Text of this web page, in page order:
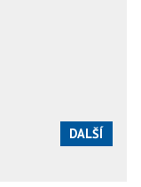
DALŠÍ